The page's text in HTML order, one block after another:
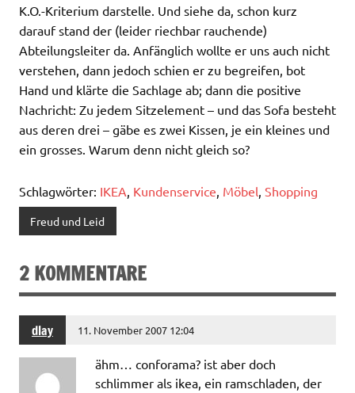
K.O.-Kriterium darstelle. Und siehe da, schon kurz
darauf stand der (leider riechbar rauchende)
Abteilungsleiter da. Anfänglich wollte er uns auch nicht
verstehen, dann jedoch schien er zu begreifen, bot
Hand und klärte die Sachlage ab; dann die positive
Nachricht: Zu jedem Sitzelement – und das Sofa besteht
aus deren drei – gäbe es zwei Kissen, je ein kleines und
ein grosses. Warum denn nicht gleich so?
Schlagwörter: IKEA, Kundenservice, Möbel, Shopping
Freud und Leid
2 KOMMENTARE
dlay 11. November 2007 12:04
ähm… conforama? ist aber doch
schlimmer als ikea, ein ramschladen, der